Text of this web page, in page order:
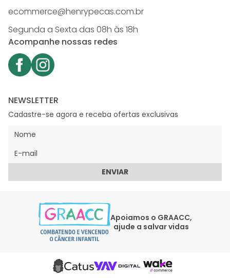
ecommerce@henrypecas.com.br
Segunda a Sexta das 08h às 18h
Acompanhe nossas redes
NEWSLETTER
Cadastre-se agora e receba ofertas exclusivas
ENVIAR
Apoiamos o GRAACC,
ajude a salvar vidas